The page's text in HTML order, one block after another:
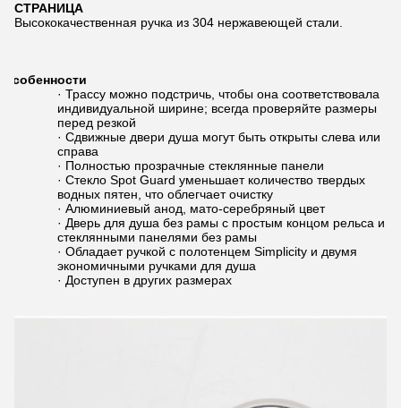
СТРАНИЦА
Высококачественная ручка из 304 нержавеющей стали.
Особенности
· Трассу можно подстричь, чтобы она соответствовала
индивидуальной ширине; всегда проверяйте размеры
перед резкой
· Сдвижные двери душа могут быть открыты слева или
справа
· Полностью прозрачные стеклянные панели
· Стекло Spot Guard уменьшает количество твердых
водных пятен, что облегчает очистку
· Алюминиевый анод, мато-серебряный цвет
· Дверь для душа без рамы с простым концом рельса и
стеклянными панелями без рамы
· Обладает ручкой с полотенцем Simplicity и двумя
экономичными ручками для душа
· Доступен в других размерах